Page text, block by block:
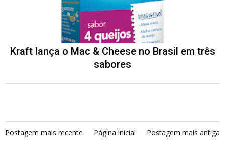
Kraft lança o Mac & Cheese no Brasil em três
sabores
Postagem mais recente Página inicial Postagem mais antiga